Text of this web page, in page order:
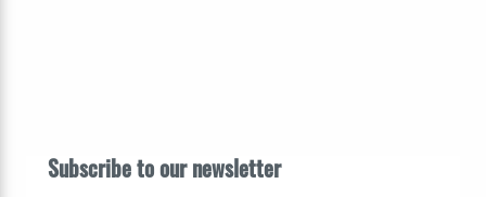
Subscribe to our newsletter